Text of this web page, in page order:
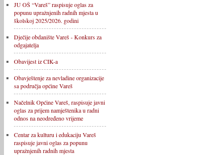
JU OŠ “Vareš” raspisuje oglas za
popunu upražnjenih radnih mjesta u
školskoj 2025/2026. godini
Dječije obdanište Vareš - Konkurs za
odgajatelja
Obavijest iz CIK-a
Obavještenje za nevladine organizacije
sa područja općine Vareš
Načelnik Općine Vareš, raspisuje javni
oglas za prijem namještenika u radni
odnos na neodređeno vrijeme
Centar za kulturu i edukaciju Vareš
raspisuje javni oglas za popunu
upražnjenih radnih mjesta